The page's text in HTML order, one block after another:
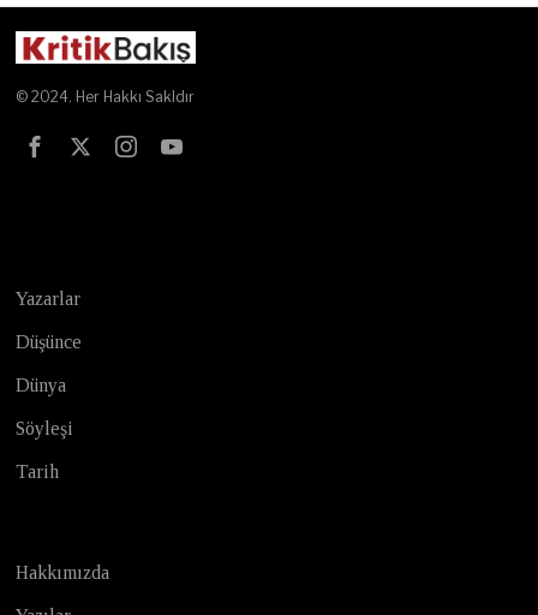
© 2024. Her Hakkı Sakldır
Yazarlar
Düşünce
Dünya
Söyleşi
Tarih
Hakkımızda